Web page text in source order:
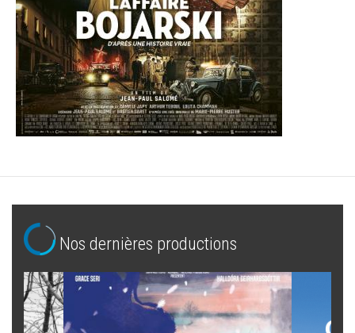
Nos dernières productions